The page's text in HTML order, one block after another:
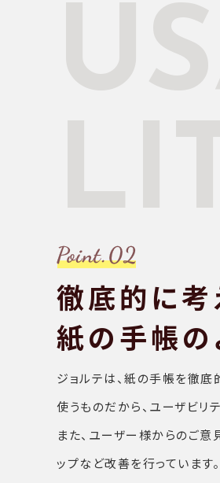
徹底的に考
紙の手帳の
ジョルテは、紙の手帳を徹底
使うものだから、ユーザビリ
また、ユーザー様からのご意
ップなど改善を行っています。